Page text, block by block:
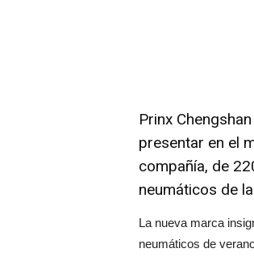
Prinx
presentar en el
compañía, de
neumáticos de
La nueva marca
neumáticos de